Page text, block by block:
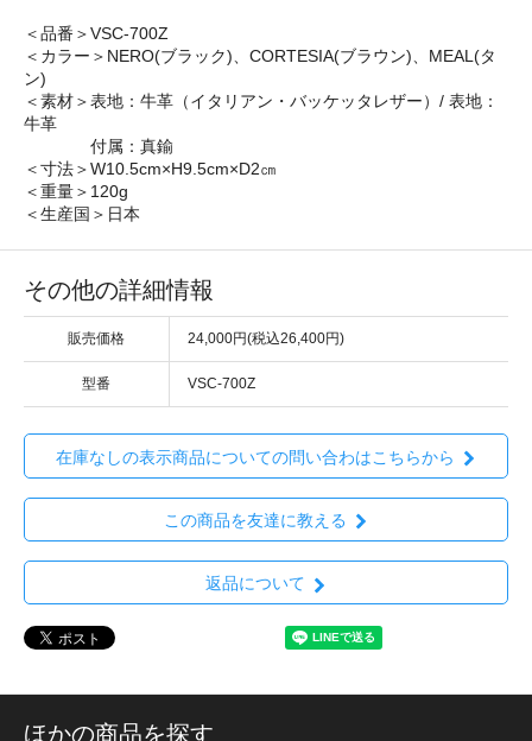
＜品番＞VSC-700Z
＜カラー＞NERO(ブラック)、CORTESIA(ブラウン)、MEAL(タ
ン)
＜素材＞表地：牛革（イタリアン・バッケッタレザー）/ 表地：
牛革
付属：真鍮
＜寸法＞W10.5cm×H9.5cm×D2㎝
＜重量＞120g
＜生産国＞日本
その他の詳細情報
販売価格 24,000円(税込26,400円)
型番 VSC-700Z
在庫なしの表示商品についての問い合わはこちらから
この商品を友達に教える
返品について
ほかの商品を探す